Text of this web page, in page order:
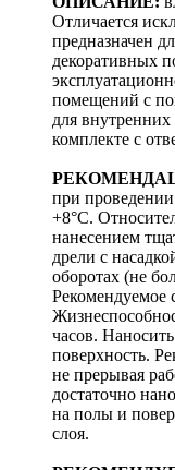
Отличается
предназначен
декоративных
помещений с
для
комплекте с
при
+8°С.
нанесением
дрели с
оборотах (не
Рекомендуемое
часов.
поверхность.
не прерывая
достаточно
на полы и
слоя.